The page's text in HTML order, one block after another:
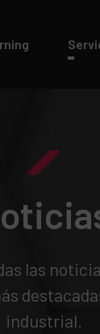
las
industrial.